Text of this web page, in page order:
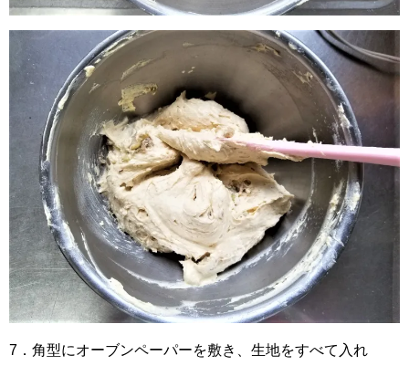
7．角型にオーブンペーパーを敷き、生地をすべて入れ